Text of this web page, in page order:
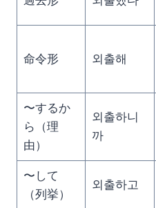
命令形 외출해
〜するか
ら（理
由）
외출하니
까
〜して
（列挙）
외출하고